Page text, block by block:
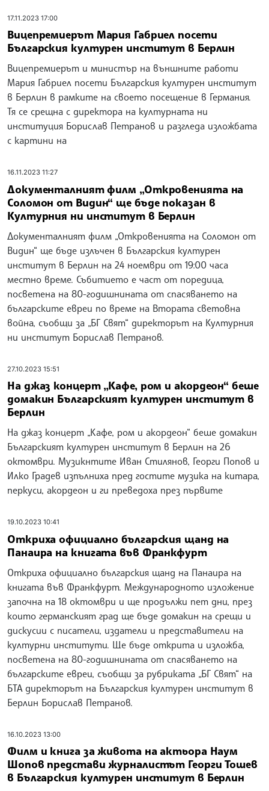
17.11.2023 17:00
Вицепремиерът Мария Габриел посети
Българския културен институт в Берлин
Вицепремиерът и министър на външните работи
Мария Габриел посети Българския културен институт
в Берлин в рамките на своето посещение в Германия.
Тя се срещна с директора на културната ни
институция Борислав Петранов и разгледа изложбата
с картини на
16.11.2023 11:27
Документалният филм „Откровенията на
Соломон от Видин“ ще бъде показан в
Културния ни институт в Берлин
Документалният филм „Откровенията на Соломон от
Видин“ ще бъде излъчен в Българския културен
институт в Берлин на 24 ноември от 19:00 часа
местно време. Събитието е част от поредица,
посветена на 80-годишнината от спасяването на
българските евреи по време на Втората световна
война, съобщи за „БГ Свят“ директорът на Културния
ни институт Борислав Петранов.
27.10.2023 15:51
На джаз концерт „Кафе, ром и акордеон“ беше
домакин Българският културен институт в
Берлин
На джаз концерт „Кафе, ром и акордеон“ беше домакин
Българският културен институт в Берлин на 26
октомври. Музикнтите Иван Стилянов, Георги Попов и
Илко Градев изпълниха пред гостите музика на китара,
перкуси, акордеон и ги преведоха през първите
19.10.2023 10:41
Откриха официално българския щанд на
Панаира на книгата във Франкфурт
Откриха официално българския щанд на Панаира на
книгата във Франкфурт. Международното изложение
започна на 18 октомври и ще продължи пет дни, през
които германският град ще бъде домакин на срещи и
дискусии с писатели, издатели и представители на
културни институти. Ще бъде открита и изложба,
посветена на 80-годишнината от спасяването на
българските евреи, съобщи за рубриката „БГ Свят“ на
БТА директорът на Българския културен институт в
Берлин Борислав Петранов.
16.10.2023 13:00
Филм и книга за живота на актьора Наум
Шопов представи журналистът Георги Тошев
в Българския културен институт в Берлин